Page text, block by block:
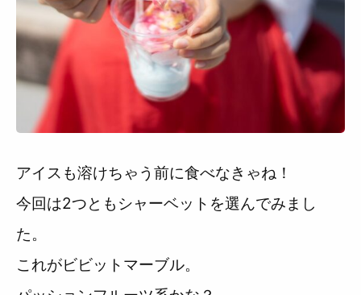
アイスも溶けちゃう前に食べなきゃね！
今回は2つともシャーベットを選んでみまし
た。
これがビビットマーブル。